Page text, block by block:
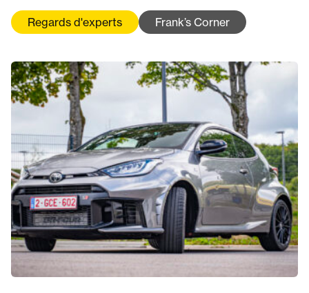
Regards d'experts Frank’s Corner